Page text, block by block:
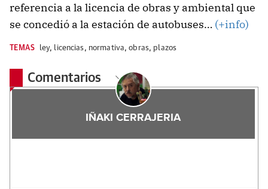
referencia a la licencia de obras y ambiental que
se concedió a la estación de autobuses… (+info)
TEMAS ley, licencias, normativa,obras, plazos
Comentarios
IÑAKI CERRAJERIA